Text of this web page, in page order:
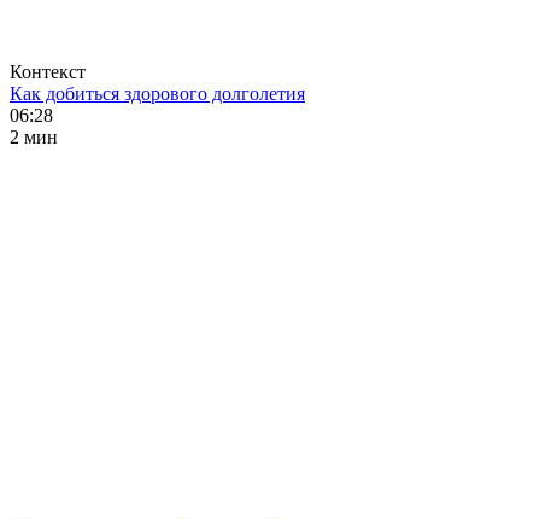
Контекст
Как добиться здорового долголетия
06:28
2 мин